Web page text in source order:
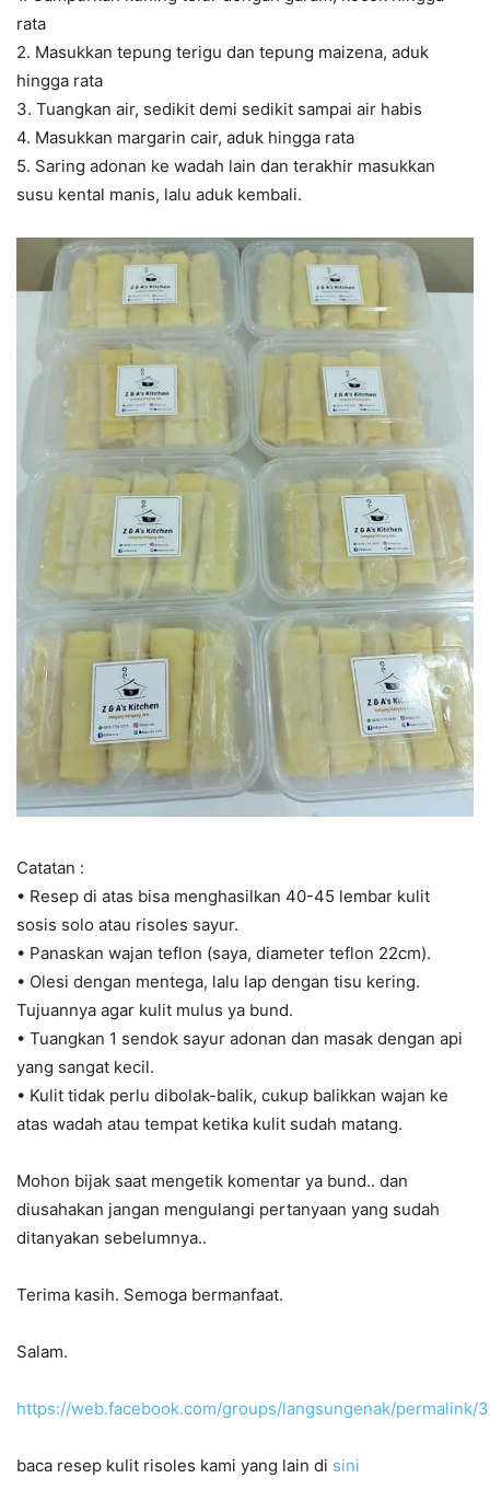
rata
2. Masukkan tepung terigu dan tepung maizena, aduk
hingga rata
3. Tuangkan air, sedikit demi sedikit sampai air habis
4. Masukkan margarin cair, aduk hingga rata
5. Saring adonan ke wadah lain dan terakhir masukkan
susu kental manis, lalu aduk kembali.
Catatan :
• Resep di atas bisa menghasilkan 40-45 lembar kulit
sosis solo atau risoles sayur.
• Panaskan wajan teflon (saya, diameter teflon 22cm).
• Olesi dengan mentega, lalu lap dengan tisu kering.
Tujuannya agar kulit mulus ya bund.
• Tuangkan 1 sendok sayur adonan dan masak dengan api
yang sangat kecil.
• Kulit tidak perlu dibolak-balik, cukup balikkan wajan ke
atas wadah atau tempat ketika kulit sudah matang.
Mohon bijak saat mengetik komentar ya bund.. dan
diusahakan jangan mengulangi pertanyaan yang sudah
ditanyakan sebelumnya..
Terima kasih. Semoga bermanfaat.
Salam.
https://web.facebook.com/groups/langsungenak/permalink/
baca resep kulit risoles kami yang lain di sini